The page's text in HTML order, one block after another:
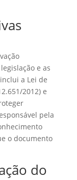
e as
a Lei de
2012) e
pela
o documento
do